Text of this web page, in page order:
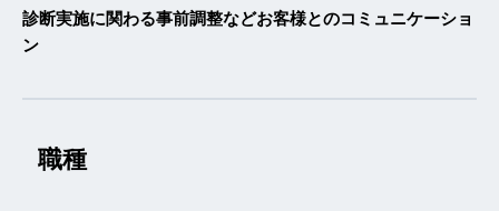
診断実施に関わる事前調整などお客様とのコミュニケーショ
ン
職種